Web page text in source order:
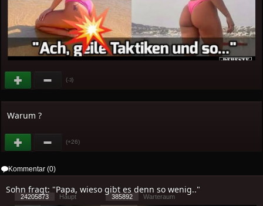
(-3)
Warum ?
(+26)
Kommentar (0)
Sohn fragt: "Papa, wieso gibt es denn so wenig.."
24205873 Haupt 385892
Warteraum